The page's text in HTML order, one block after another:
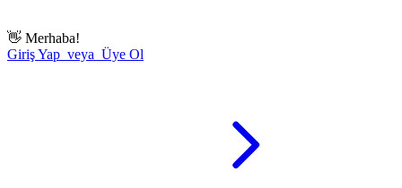
👋 Merhaba!
Giriş Yap veya Üye Ol